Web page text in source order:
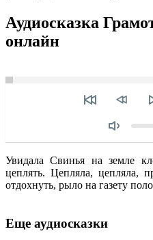
Аудиосказка
онлайн
Увидала Свинья на земле
цеплять. Цепляла, цепляла,
отдохнуть, рыло на газету
Еще аудиосказки